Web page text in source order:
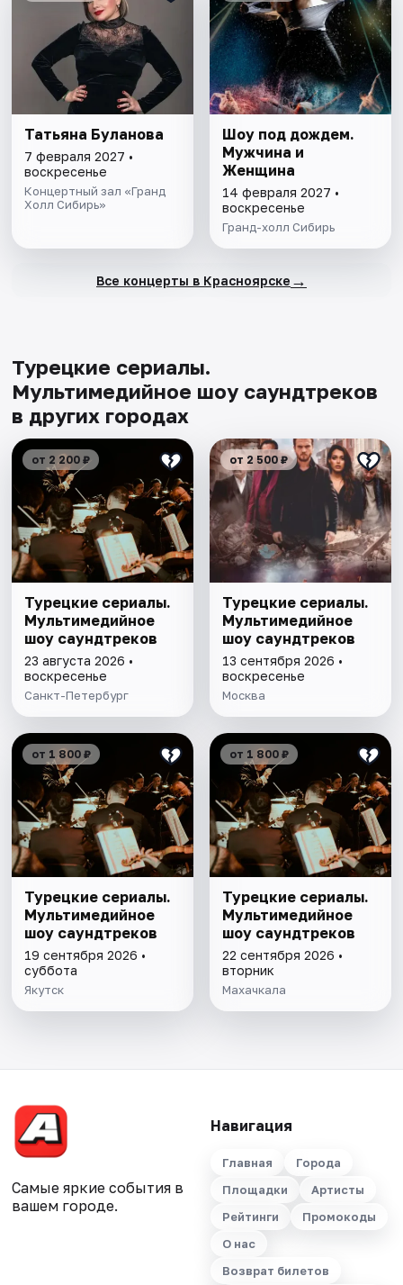
Татьяна Буланова
7 февраля 2027 •
воскресенье
Концертный зал «Гранд
Холл Сибирь»
Шоу под дождем.
Мужчина и
Женщина
14 февраля 2027 •
воскресенье
Гранд-холл Сибирь
Все концерты в Красноярске →
Турецкие сериалы.
Мультимедийное шоу саундтреков
в других городах
от 2 200 ₽
Турецкие сериалы.
Мультимедийное
шоу саундтреков
23 августа 2026 •
воскресенье
Санкт-Петербург
от 2 500 ₽
Турецкие сериалы.
Мультимедийное
шоу саундтреков
13 сентября 2026 •
воскресенье
Москва
от 1 800 ₽
Турецкие сериалы.
Мультимедийное
шоу саундтреков
19 сентября 2026 •
суббота
Якутск
от 1 800 ₽
Турецкие сериалы.
Мультимедийное
шоу саундтреков
22 сентября 2026 •
вторник
Махачкала
Самые яркие события в
вашем городе.
Навигация
Главная
Города
Площадки
Артисты
Рейтинги
Промокоды
О нас
Возврат билетов